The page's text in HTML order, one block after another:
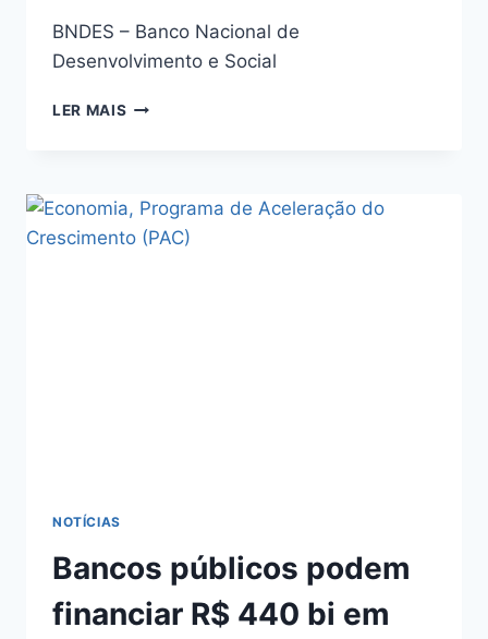
BNDES – Banco Nacional de
Desenvolvimento e Social
LER MAIS
NOTÍCIAS
Bancos públicos podem
financiar R$ 440 bi em